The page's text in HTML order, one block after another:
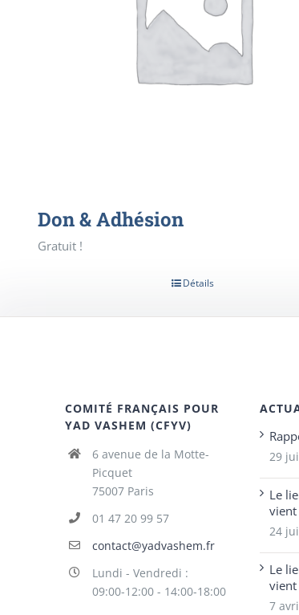
Don & Adhésion
Gratuit !
Détails
COMITÉ FRANÇAIS POUR
YAD VASHEM (CFYV)
6 avenue de la Motte-
Picquet
75007 Paris
01 47 20 99 57
contact@yadvashem.fr
Lundi - Vendredi :
09:00-12:00 - 14:00-18:00
29
Le
vient
24
Le
vient
7